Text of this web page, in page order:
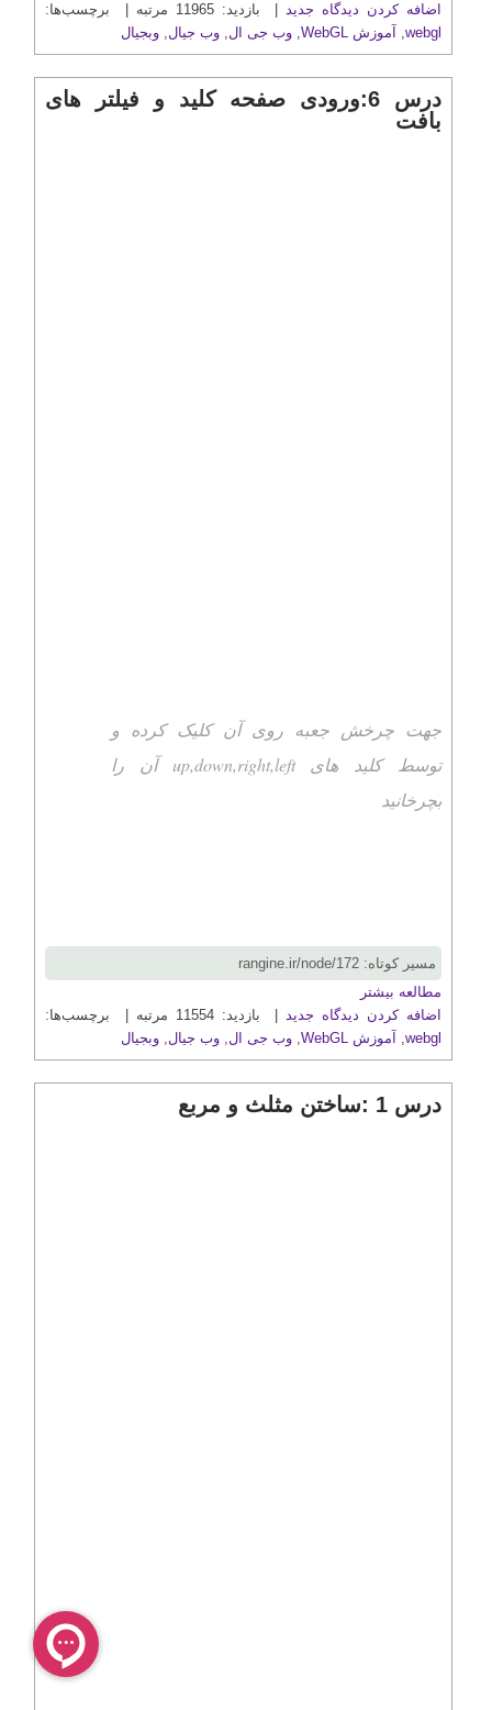
اضافه کردن دیدگاه جدید| بازدید: 11965 مرتبه | برچسب‌ها:
webgl
, آموزش WebGL , وب جی ال, وب جیال, وبجیال
درس 6:ورودی صفحه کلید و فیلتر های
بافت
جهت چرخش جعبه روی آن کلیک کرده و
توسط کلید های up,down,right,left آن را
بچرخانید
مسیر کوتاه: rangine.ir/node/172
مطالعه بیشتر
اضافه کردن دیدگاه جدید
| بازدید: 11554 مرتبه | برچسب‌ها:
webgl
آموزش WebGL وب جی ال وب جیال وبجیال
درس 1 :ساختن مثلث و مربع